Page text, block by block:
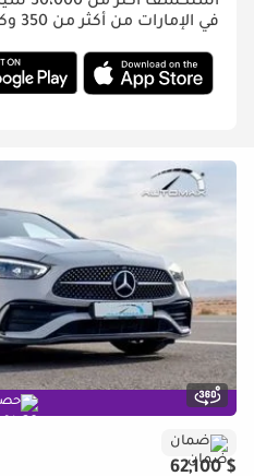
في الإمارات من أكثر من 350 وكيل معتمد.
ضمان
$ 62,100